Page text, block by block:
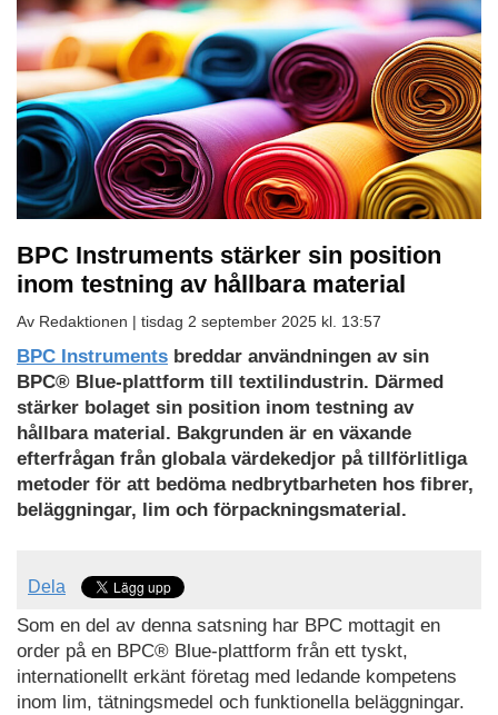
BPC Instruments stärker sin position
inom testning av hållbara material
Av Redaktionen | tisdag 2 september 2025 kl. 13:57
BPC Instruments breddar användningen av sin
BPC® Blue-plattform till textilindustrin. Därmed
stärker bolaget sin position inom testning av
hållbara material. Bakgrunden är en växande
efterfrågan från globala värdekedjor på tillförlitliga
metoder för att bedöma nedbrytbarheten hos fibrer,
beläggningar, lim och förpackningsmaterial.
Dela
Som en del av denna satsning har BPC mottagit en
order på en BPC® Blue-plattform från ett tyskt,
internationellt erkänt företag med ledande kompetens
inom lim, tätningsmedel och funktionella beläggningar.